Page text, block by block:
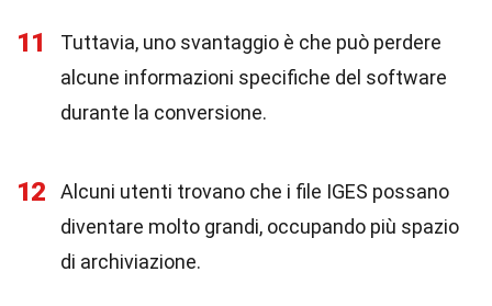
11
Tuttavia, uno svantaggio è che può perdere
alcune informazioni specifiche del software
durante la conversione.
12
Alcuni utenti trovano che i file IGES possano
diventare molto grandi, occupando più spazio
di archiviazione.